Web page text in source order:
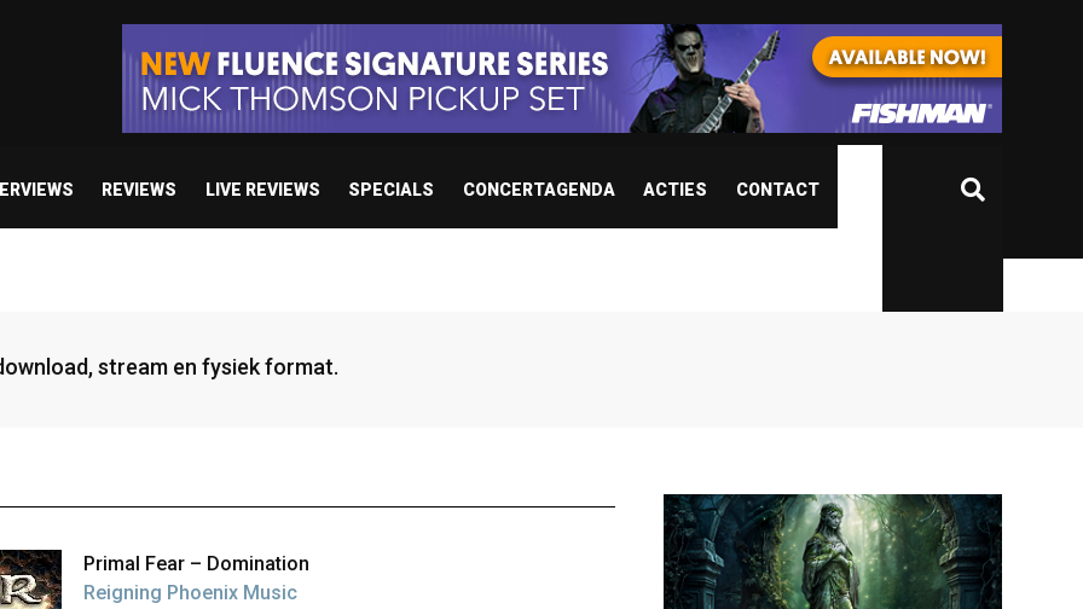
REVIEWS LIVE REVIEWS SPECIALS CONCERTAGENDA ACTIES CONTACT
stream en fysiek format.
Primal Fear – Domination
Reigning Phoenix Music